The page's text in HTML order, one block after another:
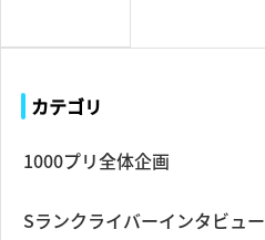
カテゴリ
1000プリ全体企画
Sランクライバーインタビュー